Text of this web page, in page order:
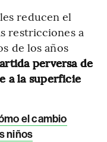
reducen el
restricciones a
de los años
perversa de
a la superficie
el cambio
niños